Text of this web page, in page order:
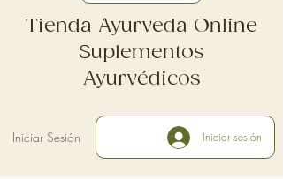
Tienda Ayurveda Online
Suplementos
Ayurvédicos
Iniciar Sesión Iniciar sesión